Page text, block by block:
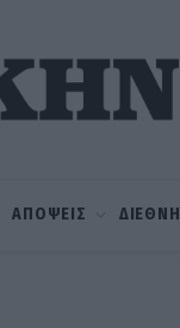
ΑΠΟΨΕΙΣ ΔΙΕΘΝΗ